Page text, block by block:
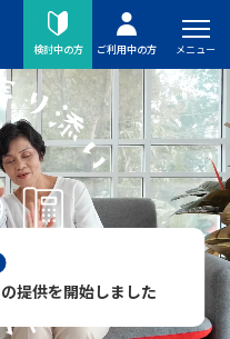
検討中の方 ご利用中の方 メニュー
提供を開始しました